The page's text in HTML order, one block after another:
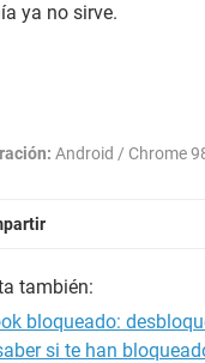
ya no sirve.
Android / Chrome
también:
bloqueado:
si te han